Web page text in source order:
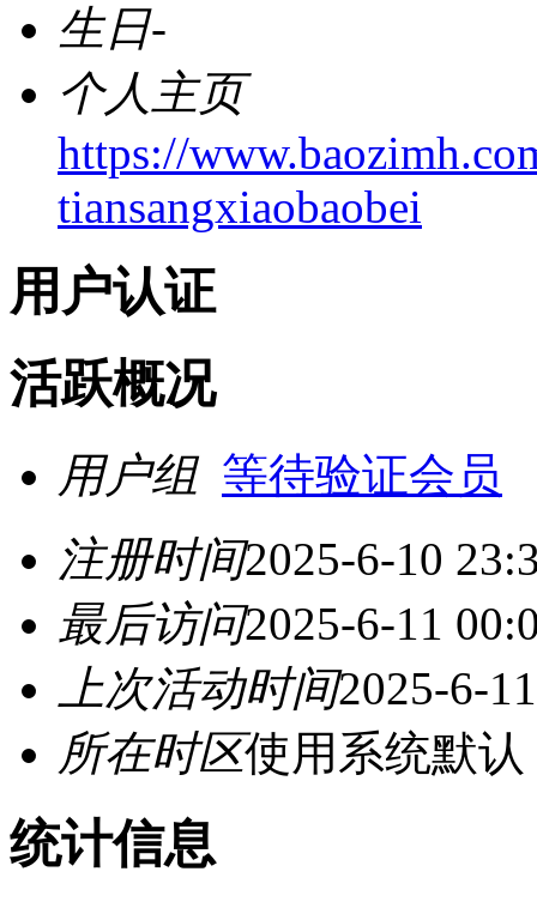
生日-
个人主页
https://
tiansangxiaobaobei
用户认证
活跃概况
用户组 等待验证会员
注册时间2025-6-10
最后访问2025-6-11
上次活动时间2025-6-
所在时区使用系统默认
统计信息